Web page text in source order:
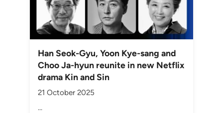
Han Seok-Gyu, Yoon Kye-sang and
Choo Ja-hyun reunite in new Netflix
drama Kin and Sin
21 October 2025
...